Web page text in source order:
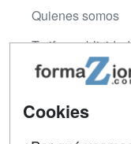
Quienes somos
Tarifas publicidad
Acceso Usuarios
Acceso Centros
Cookies